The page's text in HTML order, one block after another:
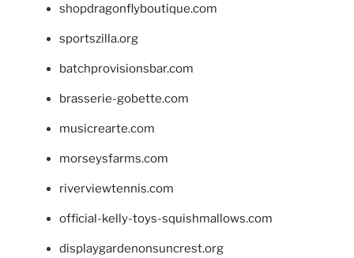
shopdragonflyboutique.com
sportszilla.org
batchprovisionsbar.com
brasserie-gobette.com
musicrearte.com
morseysfarms.com
riverviewtennis.com
official-kelly-toys-squishmallows.com
displaygardenonsuncrest.org